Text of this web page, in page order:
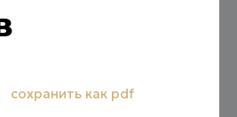
сохранить как pdf